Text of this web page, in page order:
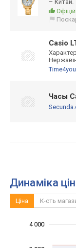
– Китай.
Casio
Часы
Динаміка
Ціна К-сть
4 000